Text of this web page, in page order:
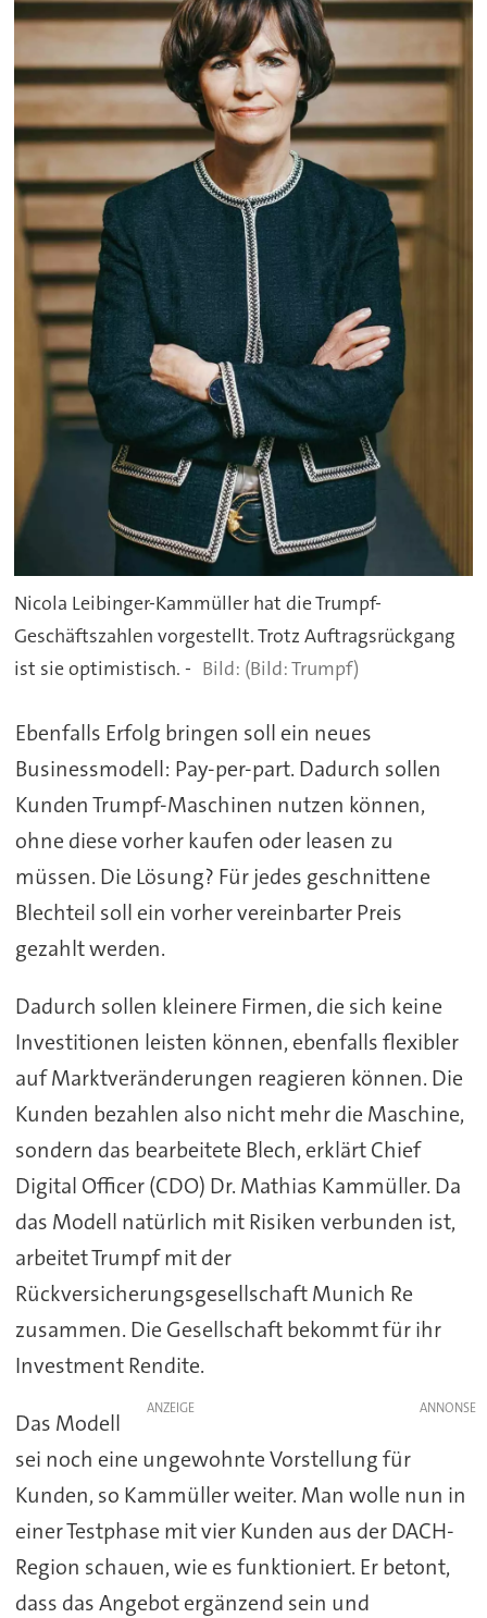
Nicola Leibinger-Kammüller hat die Trumpf-
Geschäftszahlen vorgestellt. Trotz Auftragsrückgang
ist sie optimistisch. -
(Bild: Trumpf)
Ebenfalls Erfolg bringen soll ein neues
Businessmodell: Pay-per-part. Dadurch sollen
Kunden Trumpf-Maschinen nutzen können,
ohne diese vorher kaufen oder leasen zu
müssen. Die Lösung? Für jedes geschnittene
Blechteil soll ein vorher vereinbarter Preis
gezahlt werden.
Dadurch sollen kleinere Firmen, die sich keine
Investitionen leisten können, ebenfalls flexibler
auf Marktveränderungen reagieren können. Die
Kunden bezahlen also nicht mehr die Maschine,
sondern das bearbeitete Blech, erklärt Chief
Digital Officer (CDO) Dr. Mathias Kammüller. Da
das Modell natürlich mit Risiken verbunden ist,
arbeitet Trumpf mit der
Rückversicherungsgesellschaft Munich Re
zusammen. Die Gesellschaft bekommt für ihr
Investment Rendite.
ANZEIGE
Das Modell
sei noch eine ungewohnte Vorstellung für
Kunden, so Kammüller weiter. Man wolle nun in
einer Testphase mit vier Kunden aus der DACH-
Region schauen, wie es funktioniert. Er betont,
dass das Angebot ergänzend sein und